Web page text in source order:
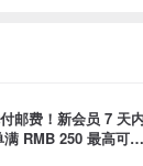
邮费！新会员 7 天
RMB 250 最高可折